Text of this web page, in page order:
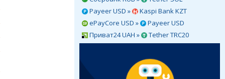
Payeer USD »
Kaspi Bank KZT
ePayCore USD »
Payeer USD
Приват24 UAH »
Tether TRC20